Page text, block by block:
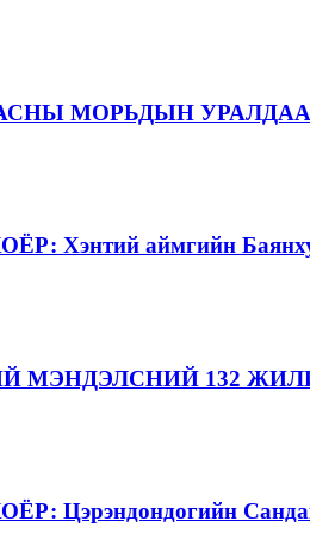
МОРЬДЫН
Хэнтий аймгийн
МЭНДЭЛСНИЙ 132
Цэрэндондогийн